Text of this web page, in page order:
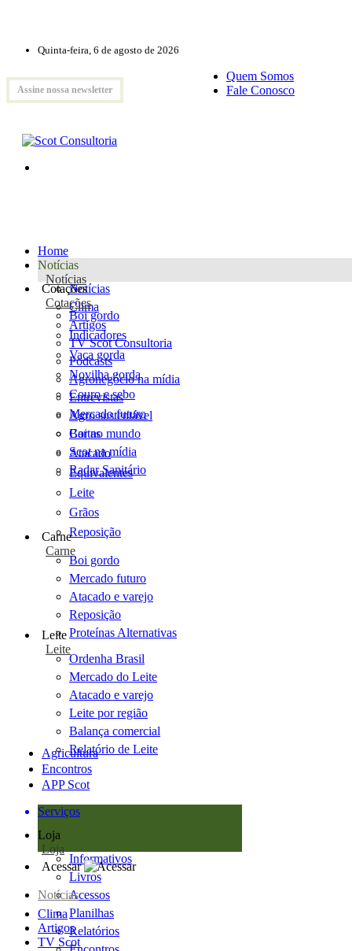
Quinta-feira, 6 de agosto de 2026
Assine nossa newsletter
Quem Somos
Fale Conosco
Home
Notícias
Notícias
Notícias
Clima
Artigos
TV Scot Consultoria
Podcasts
Agronegócio na mídia
Entrevistas
Agro sustentável
Cartas
Scot na mídia
Radar Sanitário
Cotações
Cotações
Boi gordo
Indicadores
Vaca gorda
Novilha gorda
Couro e sebo
Mercado futuro
Boi no mundo
Atacado
Equivalentes
Leite
Grãos
Reposição
Carne
Carne
Boi gordo
Mercado futuro
Atacado e varejo
Reposição
Proteínas Alternativas
Leite
Leite
Ordenha Brasil
Mercado do Leite
Atacado e varejo
Leite por região
Balança comercial
Relatório de Leite
Agricultura
Encontros
APP Scot
Serviços
Loja
Loja
Informativos
Livros
Acessos
Planilhas
Relatórios
Acessar
Notícias
Clima
Artigos
TV Scot